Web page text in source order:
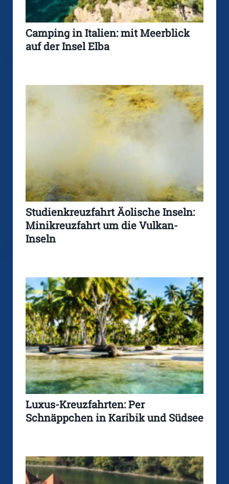
Camping in Italien: mit Meerblick
auf der Insel Elba
Studienkreuzfahrt Äolische Inseln:
Minikreuzfahrt um die Vulkan-
Inseln
Luxus-Kreuzfahrten: Per
Schnäppchen in Karibik und Südsee